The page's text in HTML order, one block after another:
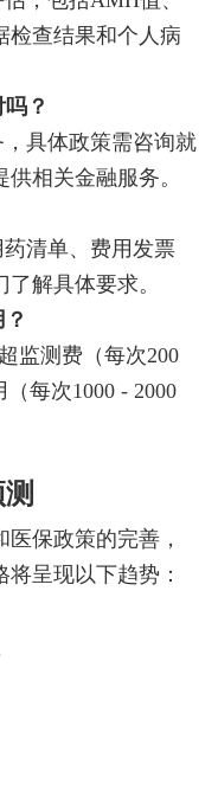
检查结果和个人病
？
具体政策需咨询就
相关金融服务。
清单、费用发票
解具体要求。
监测费（每次200
每次1000 - 2000
保政策的完善，
呈现以下趋势：